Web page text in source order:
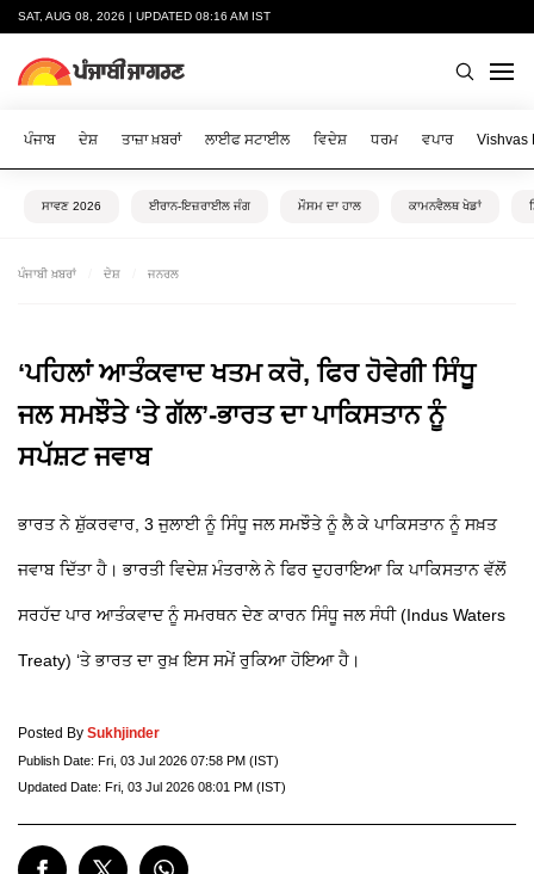
SAT, AUG 08, 2026 | UPDATED 08:16 AM IST
ਪੰਜਾਬ ਦੇਸ਼ ਤਾਜ਼ਾ ਖ਼ਬਰਾਂ ਲਾਈਫ ਸਟਾਈਲ ਵਿਦੇਸ਼ ਧਰਮ ਵਪਾਰ Vishvas
ਸਾਵਣ 2026 ਈਰਾਨ-ਇਜ਼ਰਾਈਲ ਜੰਗ ਮੌਸਮ ਦਾ ਹਾਲ ਕਾਮਨਵੈਲਥ ਖੇਡਾਂ
ਪੰਜਾਬੀ ਖ਼ਬਰਾਂ ਦੇਸ਼ ਜਨਰਲ
‘ਪਹਿਲਾਂ ਆਤੰਕਵਾਦ ਖਤਮ ਕਰੋ, ਫਿਰ ਹੋਵੇਗੀ ਸਿੰਧੂ
ਜਲ ਸਮਝੌਤੇ ‘ਤੇ ਗੱਲ’-ਭਾਰਤ ਦਾ ਪਾਕਿਸਤਾਨ ਨੂੰ
ਸਪੱਸ਼ਟ ਜਵਾਬ
ਭਾਰਤ ਨੇ ਸ਼ੁੱਕਰਵਾਰ, 3 ਜੁਲਾਈ ਨੂੰ ਸਿੰਧੂ ਜਲ ਸਮਝੌਤੇ ਨੂੰ ਲੈ ਕੇ ਪਾਕਿਸਤਾਨ ਨੂੰ ਸਖ਼ਤ
ਜਵਾਬ ਦਿੱਤਾ ਹੈ। ਭਾਰਤੀ ਵਿਦੇਸ਼ ਮੰਤਰਾਲੇ ਨੇ ਫਿਰ ਦੁਹਰਾਇਆ ਕਿ ਪਾਕਿਸਤਾਨ ਵੱਲੋਂ
ਸਰਹੱਦ ਪਾਰ ਆਤੰਕਵਾਦ ਨੂੰ ਸਮਰਥਨ ਦੇਣ ਕਾਰਨ ਸਿੰਧੂ ਜਲ ਸੰਧੀ (Indus Waters
Treaty) ‘ਤੇ ਭਾਰਤ ਦਾ ਰੁਖ਼ ਇਸ ਸਮੇਂ ਰੁਕਿਆ ਹੋਇਆ ਹੈ।
Posted By Sukhjinder
Publish Date: Fri, 03 Jul 2026 07:58 PM (IST)
Updated Date: Fri, 03 Jul 2026 08:01 PM (IST)